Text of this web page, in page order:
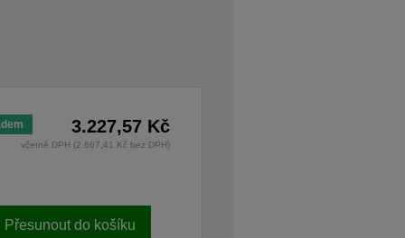
3.227,57 Kč
včetně DPH (2.667,41 Kč bez DPH)
Přesunout do košíku